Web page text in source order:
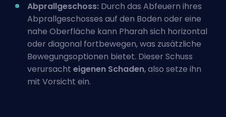
Abprallgeschoss: Durch das Abfeuern ihres
Abprallgeschosses auf den Boden oder eine
nahe Oberfläche kann Pharah sich horizontal
oder diagonal fortbewegen, was zusätzliche
Bewegungsoptionen bietet. Dieser Schuss
verursacht eigenen Schaden, also setze ihn
mit Vorsicht ein.